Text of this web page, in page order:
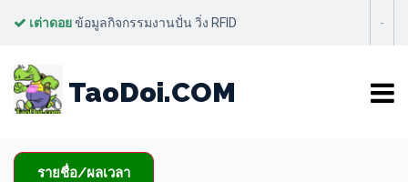
-
เต่าดอยข้อมูลกิจกรรมงานปั่น วิ่ง RFID
TaoDoi.COM
CUP RUN เด้อ 2019
รายชื่อ/ผลเวลา